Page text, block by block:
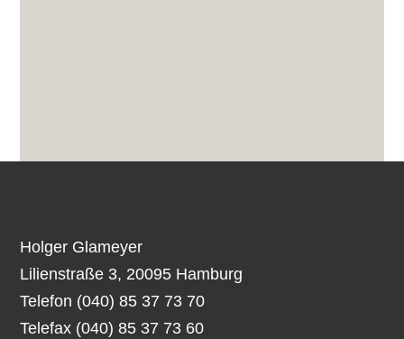
Holger Glameyer
Lilienstraße 3, 20095 Hamburg
Telefon (040) 85 37 73 70
Telefax (040) 85 37 73 60